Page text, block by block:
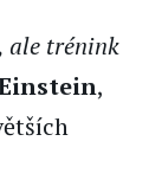
ale trénink
,